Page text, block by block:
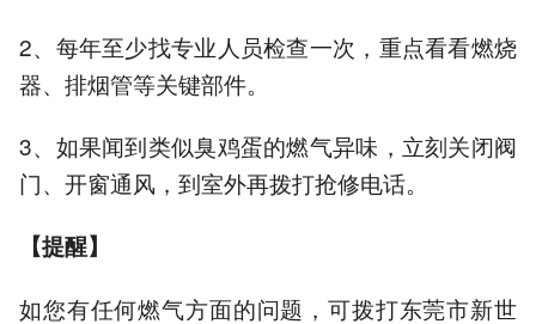
2、每年至少找专业人员检查一次，重点看看燃烧
器、排烟管等关键部件。
3、如果闻到类似臭鸡蛋的燃气异味，立刻关闭阀
门、开窗通风，到室外再拨打抢修电话。
【提醒】
如您有任何燃气方面的问题，可拨打东莞市新世